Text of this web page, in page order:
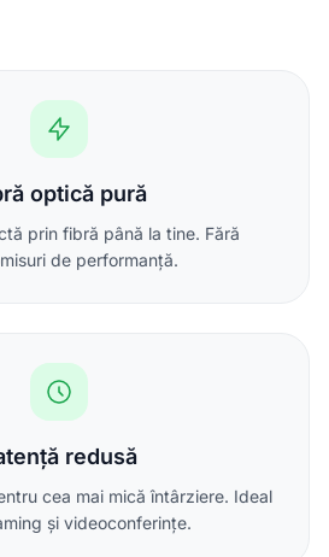
optică pură
prin fibră până la tine. Fără
de performanță.
redusă
cea mai mică întârziere. Ideal
și videoconferințe.